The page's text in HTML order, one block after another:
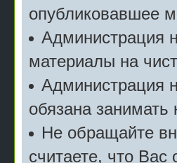
опубликовавшее
Администрация
материалы на
Администрация
обязана
Не обращайте
считаете, что Вас